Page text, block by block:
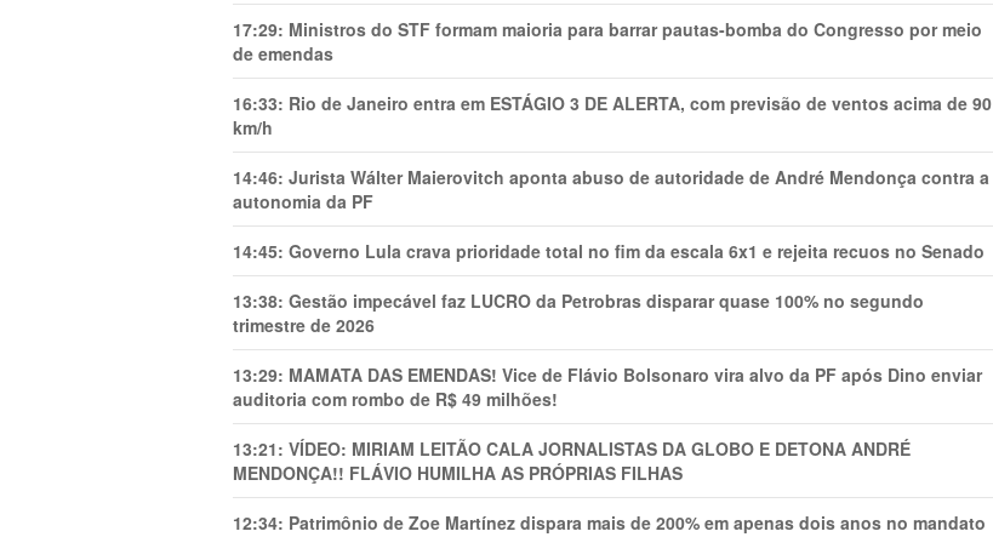
17:29: Ministros do STF formam maioria para barrar pautas-bomba do Congresso por meio
de emendas
16:33: Rio de Janeiro entra em ESTÁGIO 3 DE ALERTA, com previsão de ventos acima de 90
km/h
14:46: Jurista Wálter Maierovitch aponta abuso de autoridade de André Mendonça contra a
autonomia da PF
14:45: Governo Lula crava prioridade total no fim da escala 6x1 e rejeita recuos no Senado
13:38: Gestão impecável faz LUCRO da Petrobras disparar quase 100% no segundo
trimestre de 2026
13:29: MAMATA DAS EMENDAS! Vice de Flávio Bolsonaro vira alvo da PF após Dino enviar
auditoria com rombo de R$ 49 milhões!
13:21: VÍDEO: MIRIAM LEITÃO CALA JORNALISTAS DA GLOBO E DETONA ANDRÉ
MENDONÇA!! FLÁVIO HUMILHA AS PRÓPRIAS FILHAS
12:34: Patrimônio de Zoe Martínez dispara mais de 200% em apenas dois anos no mandato